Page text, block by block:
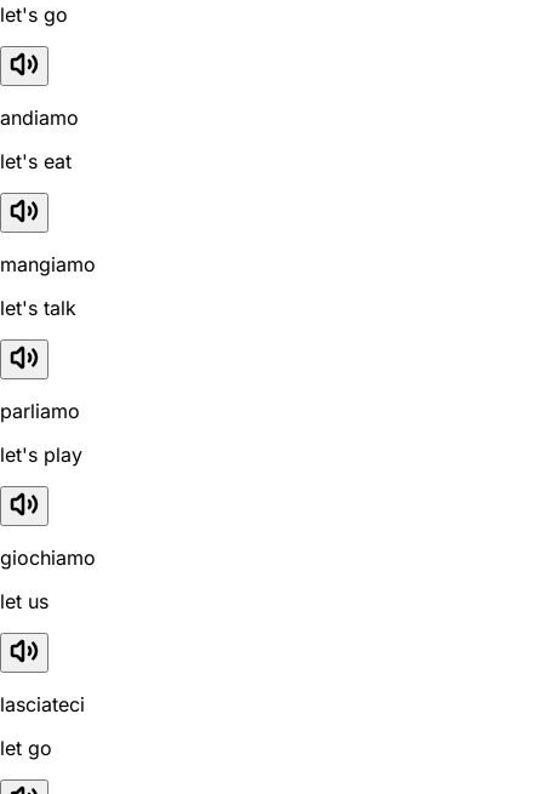
let's go
andiamo
let's eat
mangiamo
let's talk
parliamo
let's play
giochiamo
let us
lasciateci
let go